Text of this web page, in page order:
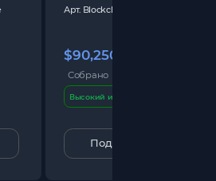
Арт. Blockchain Service
$90,250,000
Собрано
Высокий интерес
Подробнее